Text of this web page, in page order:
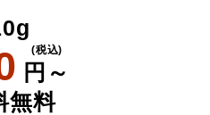
円～
(税込)
無料